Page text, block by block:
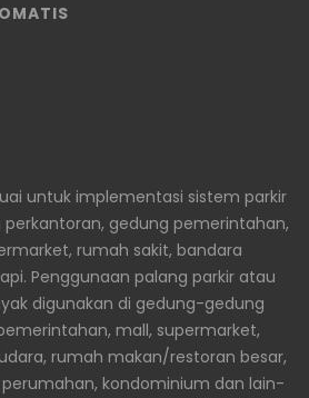
untuk implementasi sistem parkir
gedung pemerintahan,
rumah sakit, bandara
Penggunaan palang parkir atau
digunakan di gedung-gedung
mall, supermarket,
rumah makan/restoran besar,
kondominium dan lain-